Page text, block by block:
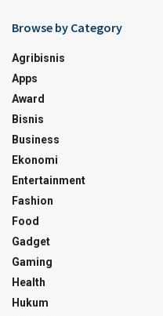
Browse by Category
Agribisnis
Apps
Award
Bisnis
Business
Ekonomi
Entertainment
Fashion
Food
Gadget
Gaming
Health
Hukum